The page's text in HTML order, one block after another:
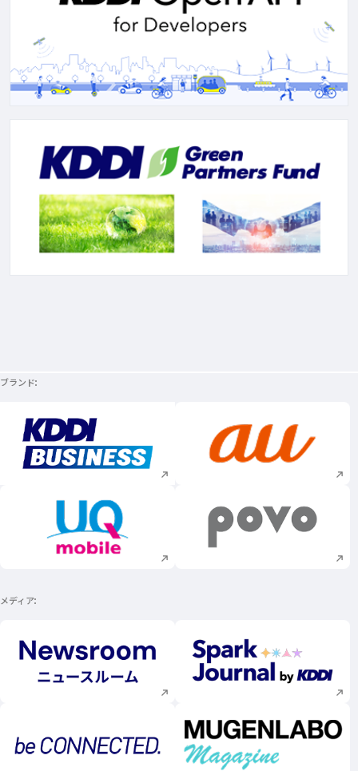
ブランド
新規ウィンドウで開く 新規ウィンドウで
新規ウィンドウで開く 新規ウィンドウで
メディア
新規ウィンドウで開く 新規ウィンドウで
新規ウィンドウで開く 新規ウィンドウで